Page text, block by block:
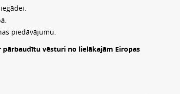
piedāvājumu.
vēsturi no lielākajām Eiropas